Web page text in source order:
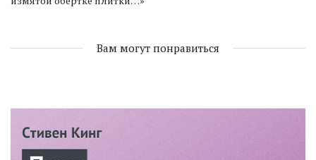
Вам могут понравиться